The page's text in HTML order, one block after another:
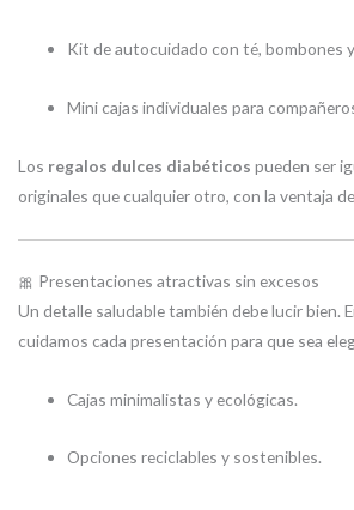
Kit de autocuidado con té, bombones
Mini cajas individuales para
Los regalos dulces diabéticos pueden ser
originales que cualquier otro, con la ventaja
🎀 Presentaciones atractivas sin excesos
Un detalle saludable también debe lucir bien.
cuidamos cada presentación para que sea
Cajas minimalistas y ecológicas.
Opciones reciclables y sostenibles.